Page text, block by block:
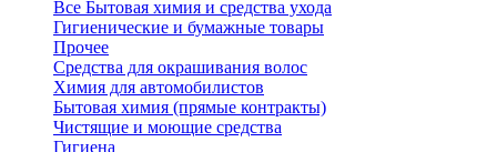
Все Бытовая химия и средства ухода
Гигиенические и бумажные товары
Прочее
Средства для окрашивания волос
Химия для автомобилистов
Бытовая химия (прямые контракты)
Чистящие и моющие средства
Гигиена